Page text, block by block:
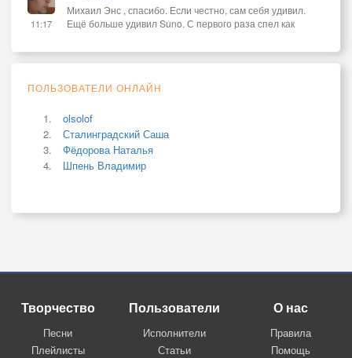
11:17
Михаил Энс , спасибо. Если честно, сам себя удивил.
Ещё больше удивил Suno. С первого раза спел как
ПОЛЬЗОВАТЕЛИ ОНЛАЙН
olsolof
Сталинградский Саша
Фёдорова Наталья
Шпень Владимир
Творчество
Песни
Плейлисты
Пользователи
Исполнители
Статьи
О нас
Правила
Помощь